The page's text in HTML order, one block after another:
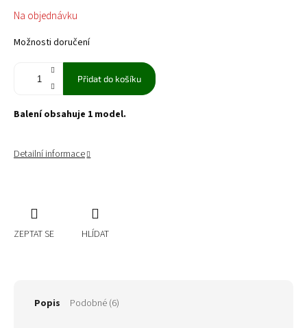
Měrná
cena:
Na objednávku
Možnosti doručení
Přidat do košíku
Balení obsahuje 1 model.
Detailní informace
ZEPTAT SE HLÍDAT
Popis Podobné (6)